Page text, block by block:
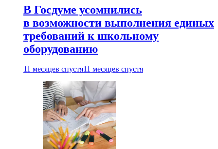
В Госдуме усомнились
в возможности выполнения единых
требований к школьному
оборудованию
11 месяцев спустя11 месяцев спустя